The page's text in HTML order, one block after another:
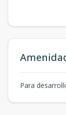
Para